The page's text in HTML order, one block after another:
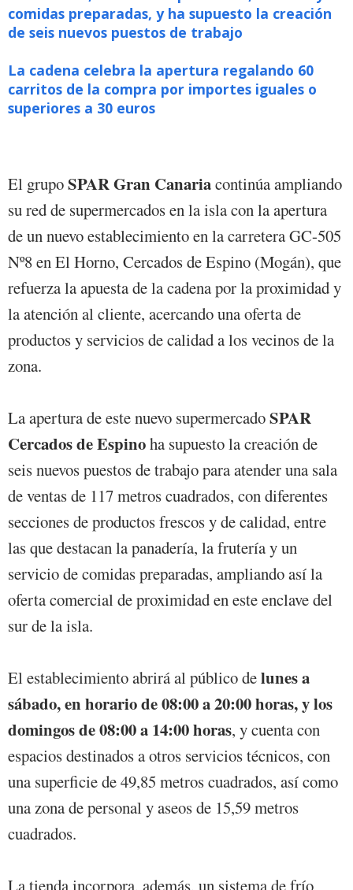
comidas preparadas, y ha supuesto la creación
de seis nuevos puestos de trabajo
La cadena celebra la apertura regalando 60
carritos de la compra por importes iguales o
superiores a 30 euros
El grupoSPAR Gran Canariacontinúa ampliando
su red de supermercados en la isla con la apertura
de un nuevo establecimiento en la carretera GC-505
Nº8 en El Horno, Cercados de Espino (Mogán), que
refuerza la apuesta de la cadena por la proximidad y
la atención al cliente, acercando una oferta de
productos y servicios de calidad a los vecinos de la
zona.
La apertura de este nuevo supermercadoSPAR
Cercados de Espinoha supuesto la creación de
seis nuevos puestos de trabajo para atender una sala
de ventas de 117 metros cuadrados, con diferentes
secciones de productos frescos y de calidad, entre
las que destacan la panadería, la frutería y un
servicio de comidas preparadas, ampliando así la
oferta comercial de proximidad en este enclave del
sur de la isla.
El establecimiento abrirá al público delunes a
sábado, en horario de 08:00 a 20:00 horas, y los
domingos de 08:00 a 14:00 horas, y cuenta con
espacios destinados a otros servicios técnicos, con
una superficie de 49,85 metros cuadrados, así como
una zona de personal y aseos de 15,59 metros
cuadrados.
La tienda incorpora, además, un sistema de frío